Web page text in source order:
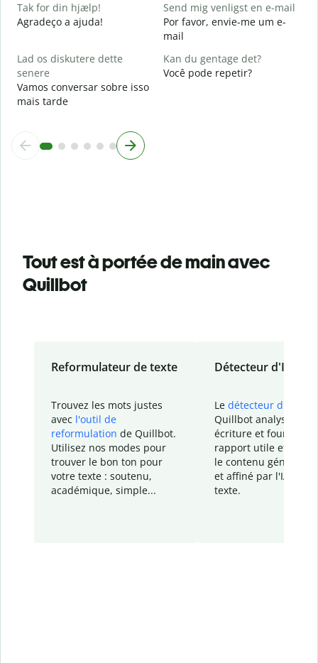
Tak for din hjælp!
Agradeço a ajuda!
Send mig venligst en e-mail
Por favor, envie-me um e-
mail
Lad os diskutere dette
senere
Vamos conversar sobre isso
mais tarde
Kan du gentage det?
Você pode repetir?
Tout est à portée de main avec
Quillbot
Reformulateur de texte
Trouvez les mots justes
avec l'outil de
reformulation de Quillbot.
Utilisez nos modes pour
trouver le bon ton pour
votre texte : soutenu,
académique, simple...
Détecteur d'IA
Le détecteur d'IA
Quillbot analyse votre
écriture et fournit un
rapport utile et
le contenu généré
et affiné par l'IA
texte.